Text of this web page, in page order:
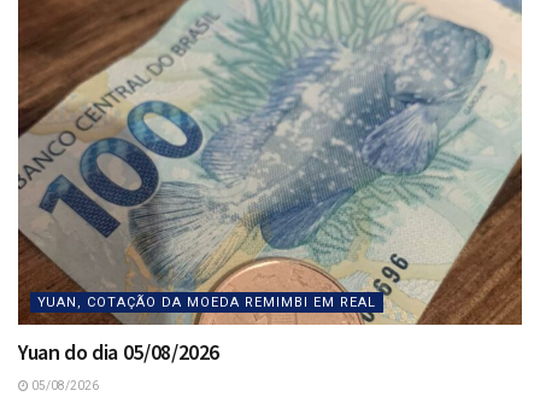
YUAN, COTAÇÃO DA MOEDA REMIMBI EM REAL
Yuan do dia 05/08/2026
05/08/2026